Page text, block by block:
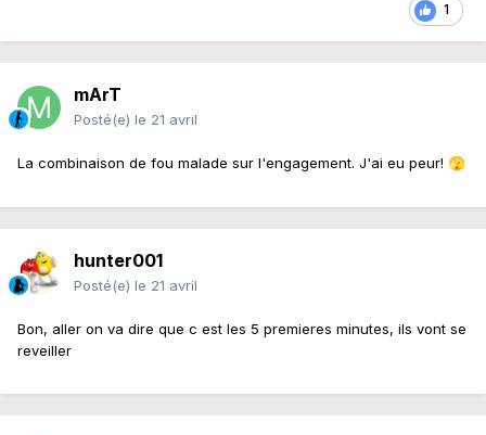
1
mArT
Posté(e) le 21 avril
La combinaison de fou malade sur l'engagement. J'ai eu peur! 🫣
hunter001
Posté(e) le 21 avril
Bon, aller on va dire que c est les 5 premieres minutes, ils vont se
reveiller